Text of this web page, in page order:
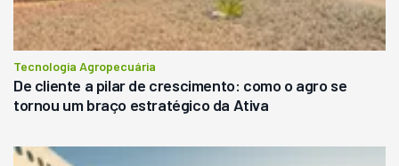
Tecnologia Agropecuária
De cliente a pilar de crescimento: como o agro se
tornou um braço estratégico da Ativa